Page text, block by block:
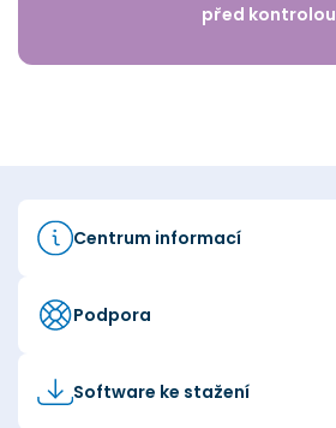
před kontrolou
Centrum informací
Podpora
Software ke stažení